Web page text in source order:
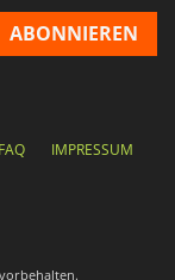
FAQ IMPRESSUM
vorbehalten.